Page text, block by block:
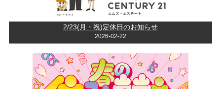
2/23(月・祝)定休日のお知らせ
2026-02-22